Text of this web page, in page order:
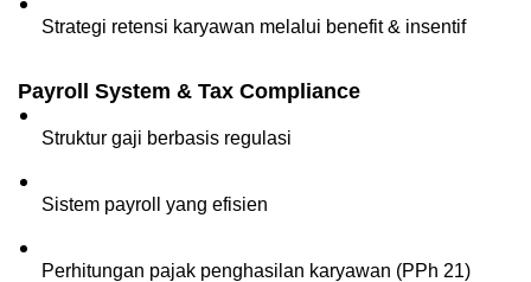
Strategi retensi karyawan melalui benefit & insentif
Payroll System & Tax Compliance
Struktur gaji berbasis regulasi
Sistem payroll yang efisien
Perhitungan pajak penghasilan karyawan (PPh 21)